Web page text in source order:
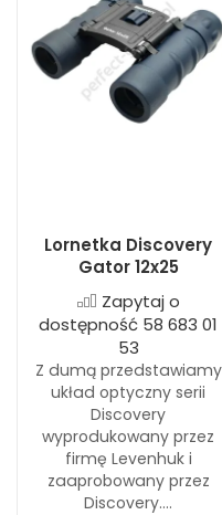
Lornetka Discovery
Gator 12x25
Zapytaj o
dostępność 58 683 01
53
Z dumą przedstawiamy
układ optyczny serii
Discovery
wyprodukowany przez
firmę Levenhuk i
zaaprobowany przez
Discovery....